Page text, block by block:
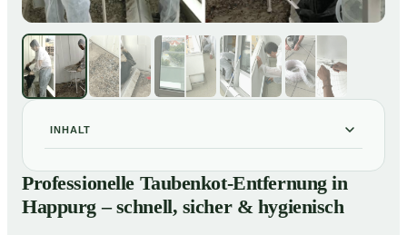
INHALT
01 Professionelle Taubenkot-Entfernung in Happurg –
schnell, sicher & hygienisch
Warum professionelle Taubenkot-Entfernung in
Professionelle Taubenkot-Entfernung in
Happurg – schnell, sicher & hygienisch